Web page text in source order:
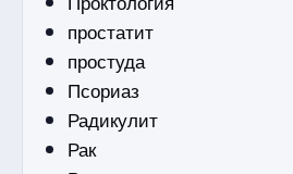
простатит
простуда
Псориаз
Радикулит
Рак